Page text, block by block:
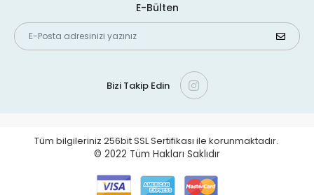
E-Bülten
Bizi Takip Edin
Tüm bilgileriniz 256bit SSL Sertifikası ile korunmaktadır.
© 2022 Tüm Hakları Saklıdır